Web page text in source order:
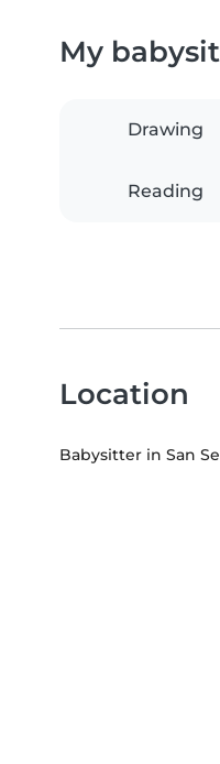
My
Drawing
Reading
Location
Babysitter in San